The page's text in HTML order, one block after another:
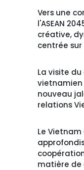
Vers une
l'ASEAN
créative,
centrée
La visite
vietnamien
nouveau
relations
Le Vietnam
matière de